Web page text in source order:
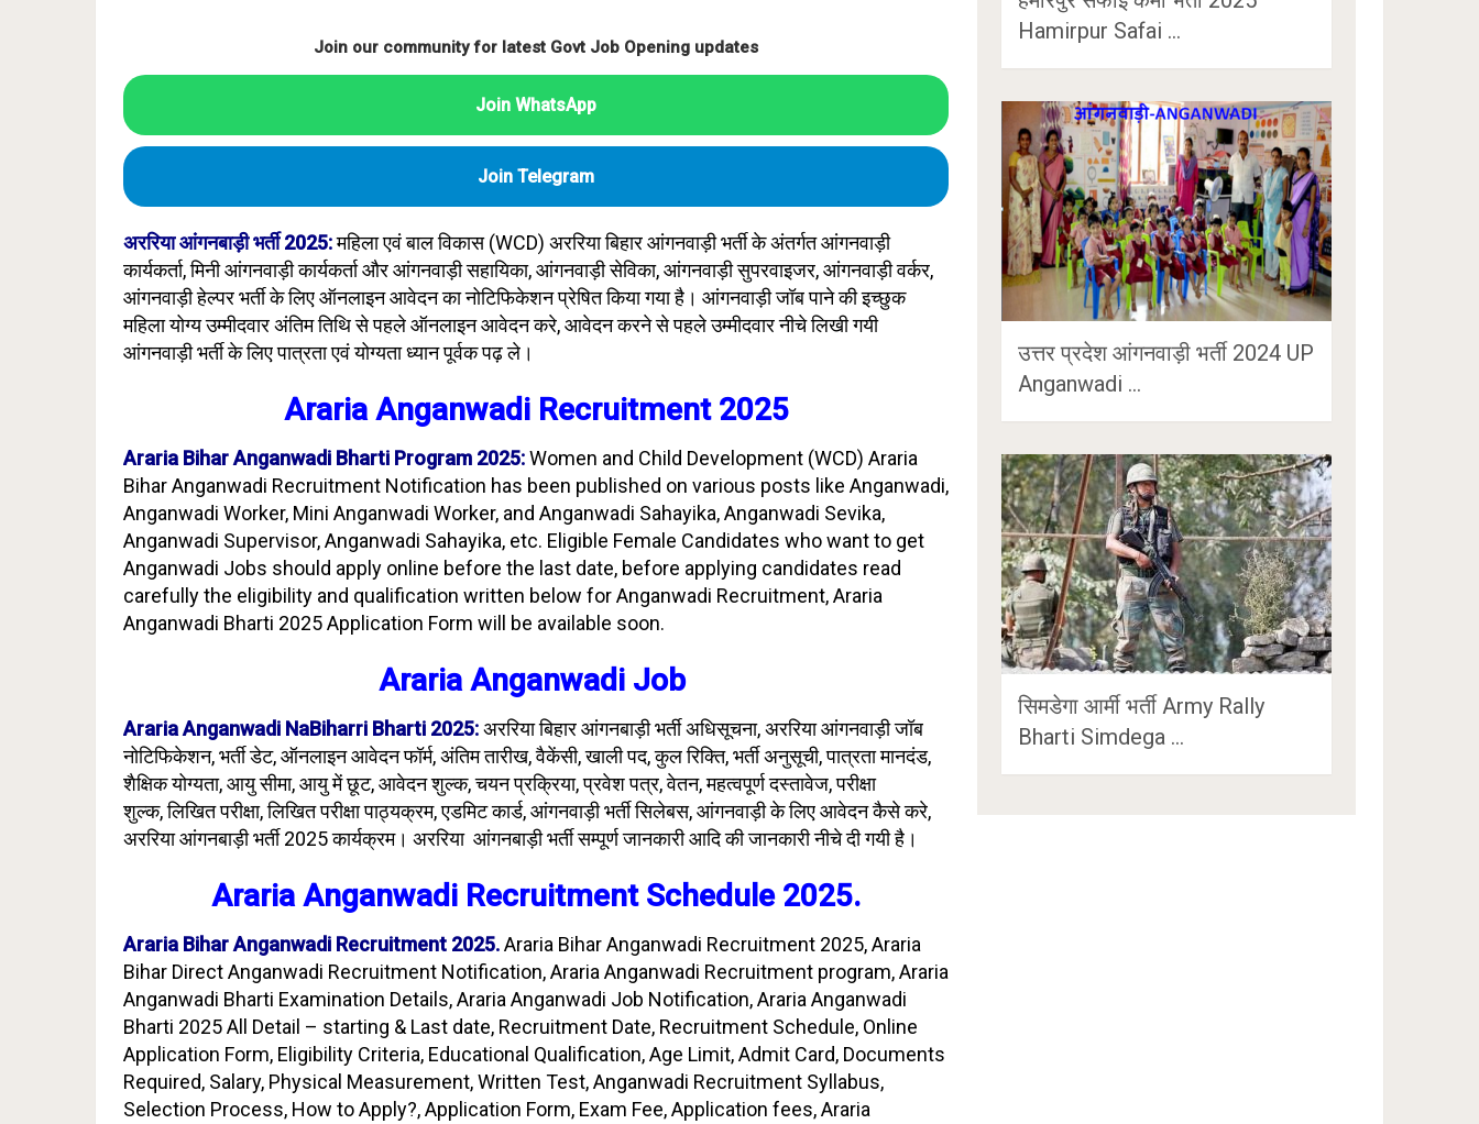
Join our community for latest Govt Job Opening updates
Join WhatsApp
Join Telegram
अररिया आंगनबाड़ी भर्ती 2025:महिला एवं बाल विकास (WCD) अररिया बिहार आंगनवाड़ी भर्ती के अंतर्गत आंगनवाड़ी
कार्यकर्ता, मिनी आंगनवाड़ी कार्यकर्ता और आंगनवाड़ी सहायिका, आंगनवाड़ी सेविका, आंगनवाड़ी सुपरवाइजर, आंगनवाड़ी वर्कर,
आंगनवाड़ी हेल्पर भर्ती के लिए ऑनलाइन आवेदन का नोटिफिकेशन प्रेषित किया गया है। आंगनवाड़ी जॉब पाने की इच्छुक
महिला योग्य उम्मीदवार अंतिम तिथि से पहले ऑनलाइन आवेदन करे, आवेदन करने से पहले उम्मीदवार नीचे लिखी गयी
आंगनवाड़ी भर्ती के लिए पात्रता एवं योग्यता ध्यान पूर्वक पढ़ ले।
Araria Anganwadi Recruitment 2025
Araria Bihar Anganwadi Bharti Program 2025:Women and Child Development (WCD) Araria
Bihar Anganwadi Recruitment Notification has been published on various posts like Anganwadi,
Anganwadi Worker, Mini Anganwadi Worker, and Anganwadi Sahayika, Anganwadi Sevika,
Anganwadi Supervisor, Anganwadi Sahayika, etc. Eligible Female Candidates who want to get
Anganwadi Jobs should apply online before the last date, before applying candidates read
carefully the eligibility and qualification written below for Anganwadi Recruitment, Araria
Anganwadi Bharti 2025 Application Form will be available soon.
Araria Anganwadi Job
Araria Anganwadi NaBiharri Bharti 2025:अररिया बिहार आंगनबाड़ी भर्ती अधिसूचना, अररिया आंगनवाड़ी जॉब
नोटिफिकेशन, भर्ती डेट, ऑनलाइन आवेदन फॉर्म, अंतिम तारीख, वैकेंसी, खाली पद, कुल रिक्ति, भर्ती अनुसूची, पात्रता मानदंड,
शैक्षिक योग्यता, आयु सीमा, आयु में छूट, आवेदन शुल्क, चयन प्रक्रिया, प्रवेश पत्र, वेतन, महत्वपूर्ण दस्तावेज, परीक्षा
शुल्क, लिखित परीक्षा, लिखित परीक्षा पाठ्यक्रम, एडमिट कार्ड, आंगनवाड़ी भर्ती सिलेबस, आंगनवाड़ी के लिए आवेदन कैसे करे,
अररिया आंगनबाड़ी भर्ती 2025 कार्यक्रम। अररिया आंगनबाड़ी भर्ती सम्पूर्ण जानकारी आदि की जानकारी नीचे दी गयी है।
Araria Anganwadi Recruitment Schedule 2025.
Araria Bihar Anganwadi Recruitment 2025.Araria Bihar Anganwadi Recruitment 2025, Araria
Bihar Direct Anganwadi Recruitment Notification, Araria Anganwadi Recruitment program, Araria
Anganwadi Bharti Examination Details, Araria Anganwadi Job Notification, Araria Anganwadi
Bharti 2025 All Detail – starting & Last date, Recruitment Date, Recruitment Schedule, Online
Application Form, Eligibility Criteria, Educational Qualification, Age Limit, Admit Card, Documents
Required, Salary, Physical Measurement, Written Test, Anganwadi Recruitment Syllabus,
Selection Process, How to Apply?, Application Form, Exam Fee, Application fees, Araria
Hamirpur Safai …
उत्तर प्रदेश आंगनवाड़ी भर्ती 2024 UP
Anganwadi …
सिमडेगा आर्मी भर्ती Army Rally
Bharti Simdega …